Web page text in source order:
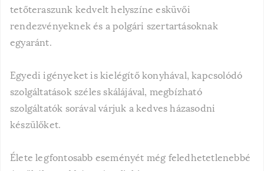
tetőteraszunk kedvelt helyszíne esküvői
rendezvényeknek és a polgári szertartásoknak
egyaránt.
Egyedi igényeket is kielégítő konyhával, kapcsolódó
szolgáltatások széles skálájával, megbízható
szolgáltatók sorával várjuk a kedves házasodni
készülőket.
Élete legfontosabb eseményét még feledhetetlenebbé